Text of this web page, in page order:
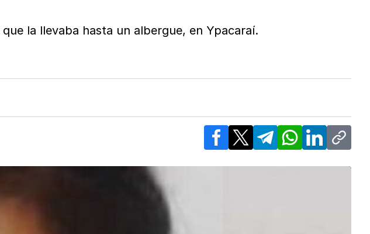
la llevaba hasta un albergue, en Ypacaraí.
Facebook
X TelegramWhatsApp
LinkedInCopy